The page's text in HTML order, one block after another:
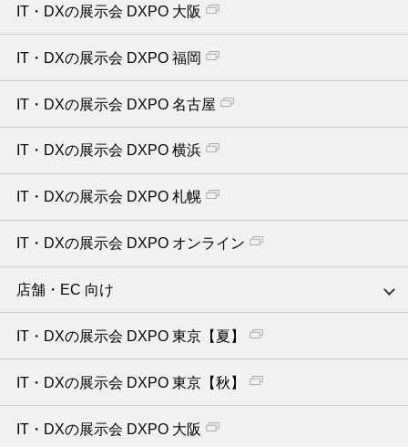
IT・DXの展示会 DXPO 大阪
IT・DXの展示会 DXPO 福岡
IT・DXの展示会 DXPO 名古屋
IT・DXの展示会 DXPO 横浜
IT・DXの展示会 DXPO 札幌
IT・DXの展示会 DXPO オンライン
店舗・EC 向け
IT・DXの展示会 DXPO 東京【夏】
IT・DXの展示会 DXPO 東京【秋】
IT・DXの展示会 DXPO 大阪